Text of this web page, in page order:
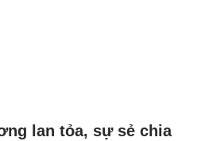
lan tỏa, sự sẻ chia